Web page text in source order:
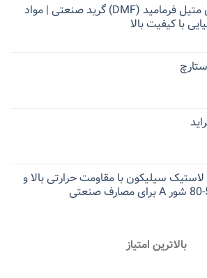
فروش دی متیل فرمامید (DMF) گرید صنعتی | مواد
با کیفیت بالا
لاستیک سیلیکون با مقاومت حرارتی بالا و
بالاترین امتیاز